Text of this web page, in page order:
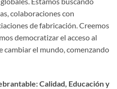
colaboraciones con
de fabricación. Creemos
democratizar el acceso al
cambiar el mundo, comenzando
Calidad, Educación y